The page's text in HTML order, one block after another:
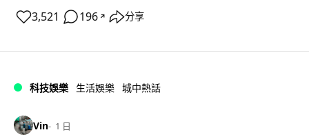
3,521 196 ↗ 分享
科技娛樂 生活娛樂 城中熱話
Vin 1 日